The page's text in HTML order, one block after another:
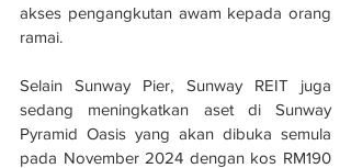
akses pengangkutan awam kepada orang
ramai.
Selain Sunway Pier, Sunway REIT juga
sedang meningkatkan aset di Sunway
Pyramid Oasis yang akan dibuka semula
pada November 2024 dengan kos RM190